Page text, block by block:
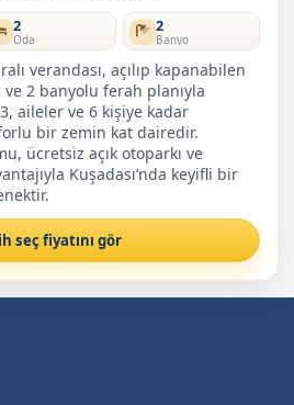
2
Oda
2
Banyo
verandası, açılıp kapanabilen
ve 2 banyolu ferah planıyla
aileler ve 6 kişiye kadar
bir zemin kat dairedir.
ücretsiz açık otoparkı ve
Kuşadası’nda keyifli bir
seç fiyatını gör